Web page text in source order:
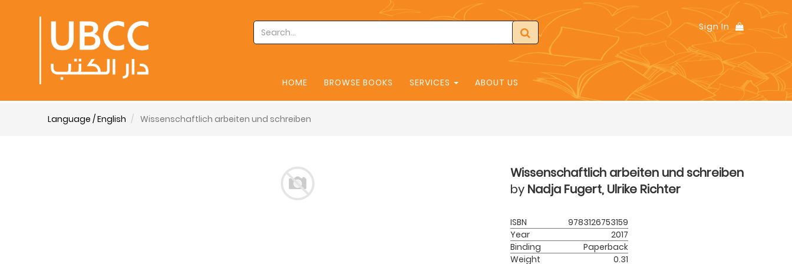
Sign In
HOME BROWSE BOOKS SERVICES ABOUT US
Language / English Wissenschaftlich arbeiten und schreiben
Wissenschaftlich arbeiten und schreiben
by Nadja Fugert, Ulrike Richter
ISBN
9783126753159
Year
2017
Binding
Paperback
Weight
0.31